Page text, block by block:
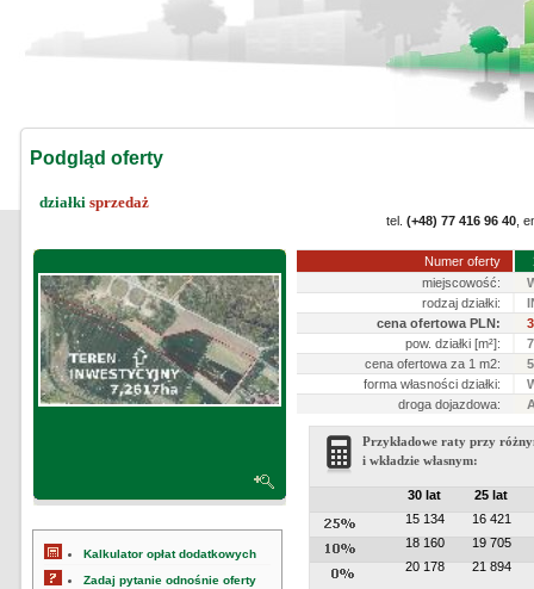
Podgląd oferty
tel. (+48) 77 416 96 40,
działki sprzedaż
Kalkulator opłat dodatkowych
Zadaj pytanie odnośnie oferty
Numer oferty
miejscowość:
rodzaj działki:
cena ofertowa PLN:
pow. działki [m²]:
cena ofertowa za 1 m2:
forma własności działki:
droga dojazdowa:
Przykładowe raty przy
i wkładzie własnym:
30 lat
25 lat
15 134
16 421
18 160
19 705
20 178
21 894